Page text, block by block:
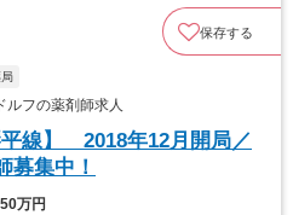
保存する
フの薬剤師求人
平線】 2018年12月開局／
募集中！
万円